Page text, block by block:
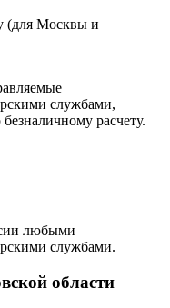
(для Москвы и
службами,
расчету.
любыми
службами.
области